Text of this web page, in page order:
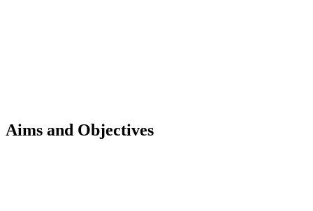
Aims and Objectives